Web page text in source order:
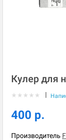
Кулер для
★ ★ ★ ★ ★ |
400 р.
Производитель